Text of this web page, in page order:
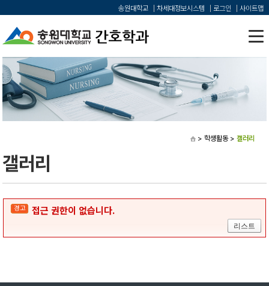
송원대학교 차세대정보시스템 로그인 사이트맵
> 학생활동> 갤러리
갤러리
경고 접근 권한이 없습니다.
리스트